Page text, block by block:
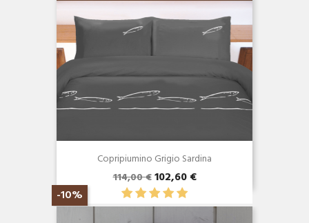
Copripiumino Grigio Sardina
114,00 €
-10%
102,60 €
Anteprima